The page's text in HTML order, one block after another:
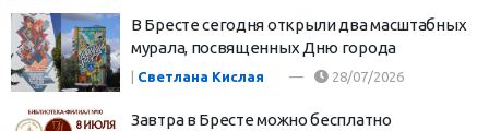
В Бресте сегодня открыли два масштабных
мурала, посвященных Дню города
Светлана Кислая 28/07/2026
Завтра в Бресте можно бесплатно